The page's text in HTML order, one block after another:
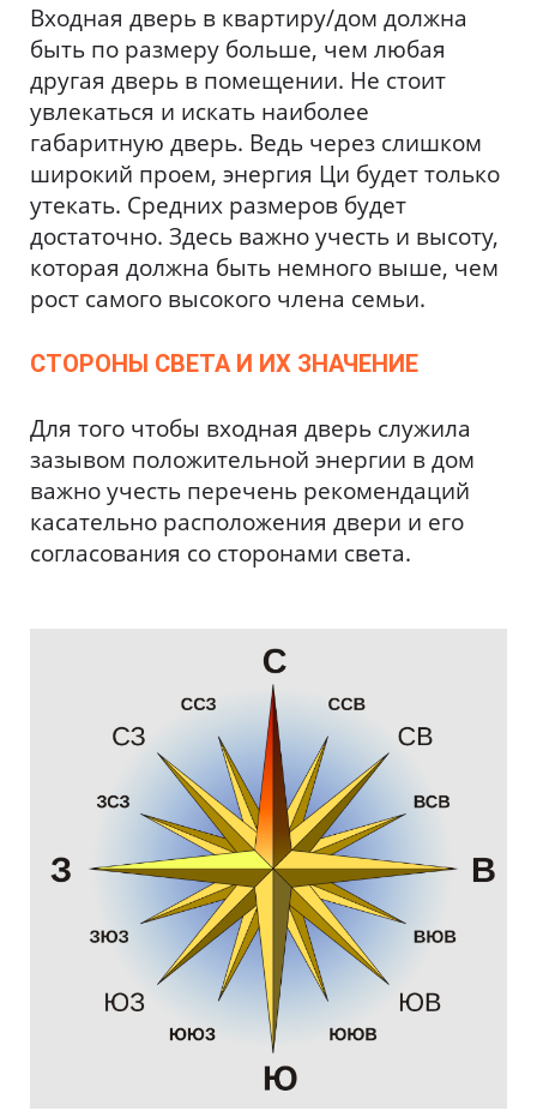
Входная дверь в квартиру/дом должна
быть по размеру больше, чем любая
другая дверь в помещении. Не стоит
увлекаться и искать наиболее
габаритную дверь. Ведь через слишком
широкий проем, энергия Ци будет только
утекать. Средних размеров будет
достаточно. Здесь важно учесть и высоту,
которая должна быть немного выше, чем
рост самого высокого члена семьи.
СТОРОНЫ СВЕТА И ИХ ЗНАЧЕНИЕ
Для того чтобы входная дверь служила
зазывом положительной энергии в дом
важно учесть перечень рекомендаций
касательно расположения двери и его
согласования со сторонами света.